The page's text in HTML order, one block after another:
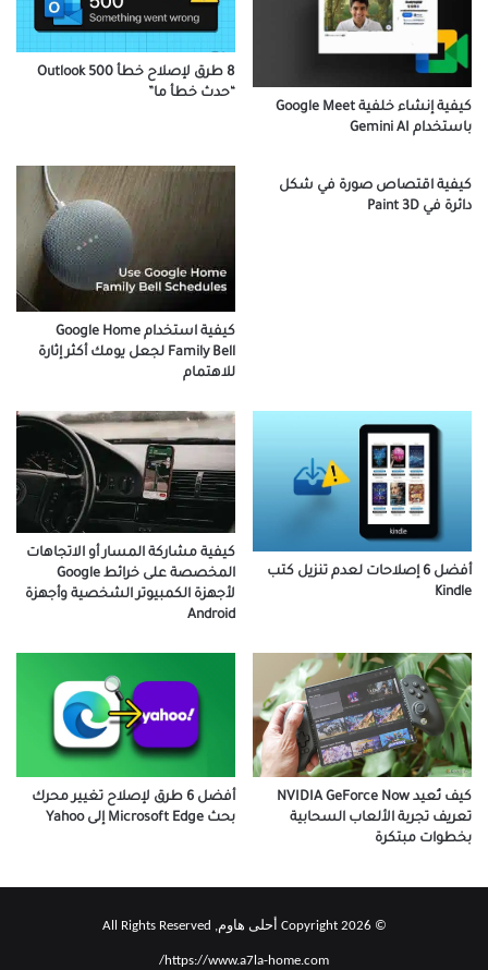
كيفية إنشاء خلفية Google Meet
باستخدام Gemini AI
8 طرق لإصلاح خطأ Outlook 500
“حدث خطأ ما”
كيفية اقتصاص صورة في شكل
دائرة في Paint 3D
كيفية استخدام Google Home
Family Bell لجعل يومك أكثر إثارة
للاهتمام
أفضل 6 إصلاحات لعدم تنزيل كتب
Kindle
كيفية مشاركة المسار أو الاتجاهات
المخصصة على خرائط Google
لأجهزة الكمبيوتر الشخصية وأجهزة
Android
كيف تُعيد NVIDIA GeForce Now
تعريف تجربة الألعاب السحابية
بخطوات مبتكرة
أفضل 6 طرق لإصلاح تغيير محرك
بحث Microsoft Edge إلى Yahoo
© Copyright 2026 أحلى هاوم, All Rights Reserved
https://www.a7la-home.com/